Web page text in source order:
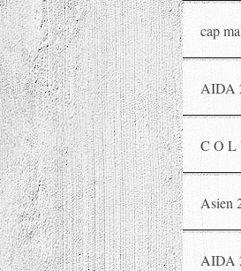
cap
AIDA
C O L
Asien
AIDA